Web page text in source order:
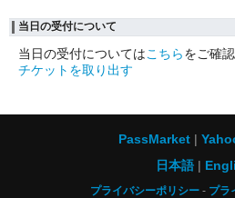
当日の受付について
当日の受付についてはこちらをご確
チケットを取り出す
PassMarket
日本語
プライバシーポリシー プラ